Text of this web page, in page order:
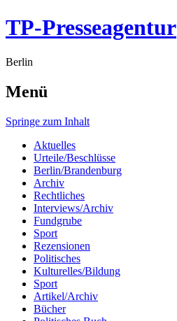
TP-Presseagentur
Berlin
Menü
Springe zum Inhalt
Aktuelles
Urteile/Beschlüsse
Berlin/Brandenburg
Archiv
Rechtliches
Interviews/Archiv
Fundgrube
Sport
Rezensionen
Politisches
Kulturelles/Bildung
Sport
Artikel/Archiv
Bücher